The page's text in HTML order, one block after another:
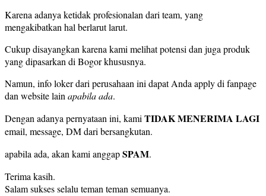
Karena adanya ketidak profesionalan dari team, yang
mengakibatkan hal berlarut larut.
Cukup disayangkan karena kami melihat potensi dan juga produk
yang dipasarkan di Bogor khususnya.
Namun, info loker dari perusahaan ini dapat Anda apply di fanpage
dan website lainapabila ada.
Dengan adanya pernyataan ini, kamiTIDAK MENERIMA LAGI
email, message, DM dari bersangkutan.
apabila ada, akan kami anggapSPAM.
Terima kasih.
Salam sukses selalu teman teman semuanya.